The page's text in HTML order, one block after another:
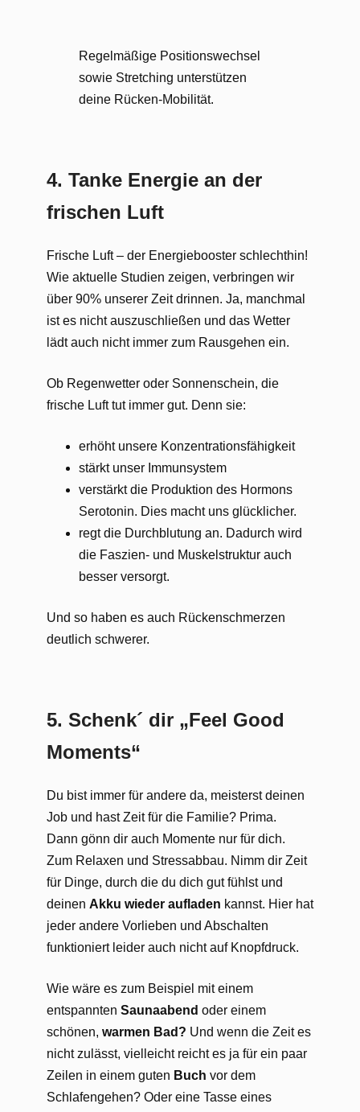
Regelmäßige Positionswechsel
sowie Stretching unterstützen
deine Rücken-Mobilität.
4. Tanke Energie an der
frischen Luft
Frische Luft – der Energiebooster schlechthin!
Wie aktuelle Studien zeigen, verbringen wir
über 90% unserer Zeit drinnen. Ja, manchmal
ist es nicht auszuschließen und das Wetter
lädt auch nicht immer zum Rausgehen ein.
Ob Regenwetter oder Sonnenschein, die
frische Luft tut immer gut. Denn sie:
erhöht unsere Konzentrationsfähigkeit
stärkt unser Immunsystem
verstärkt die Produktion des Hormons
Serotonin. Dies macht uns glücklicher.
regt die Durchblutung an. Dadurch wird
die Faszien- und Muskelstruktur auch
besser versorgt.
Und so haben es auch Rückenschmerzen
deutlich schwerer.
5. Schenk´ dir „Feel Good
Moments“
Du bist immer für andere da, meisterst deinen
Job und hast Zeit für die Familie? Prima.
Dann gönn dir auch Momente nur für dich.
Zum Relaxen und Stressabbau. Nimm dir Zeit
für Dinge, durch die du dich gut fühlst und
deinen Akku wieder aufladen kannst. Hier hat
jeder andere Vorlieben und Abschalten
funktioniert leider auch nicht auf Knopfdruck.
Wie wäre es zum Beispiel mit einem
entspannten Saunaabend oder einem
schönen, warmen Bad? Und wenn die Zeit es
nicht zulässt, vielleicht reicht es ja für ein paar
Zeilen in einem guten Buch vor dem
Schlafengehen? Oder eine Tasse eines